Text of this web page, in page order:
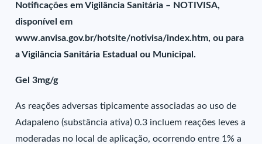
Notificações em Vigilância Sanitária – NOTIVISA,
disponível em
www.anvisa.gov.br/hotsite/notivisa/index.htm, ou para
a Vigilância Sanitária Estadual ou Municipal.
Gel 3mg/g
As reações adversas tipicamente associadas ao uso de
Adapaleno (substância ativa) 0.3 incluem reações leves a
moderadas no local de aplicação, ocorrendo entre 1% a